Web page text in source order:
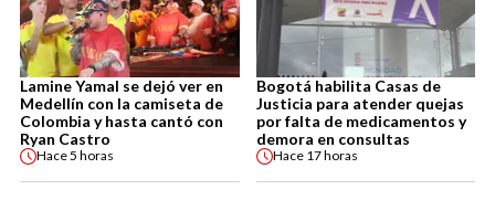
Lamine Yamal se dejó ver en
Medellín con la camiseta de
Colombia y hasta cantó con
Ryan Castro
Hace5 horas
Bogotá habilita Casas de
Justicia para atender quejas
por falta de medicamentos y
demora en consultas
Hace 17 horas